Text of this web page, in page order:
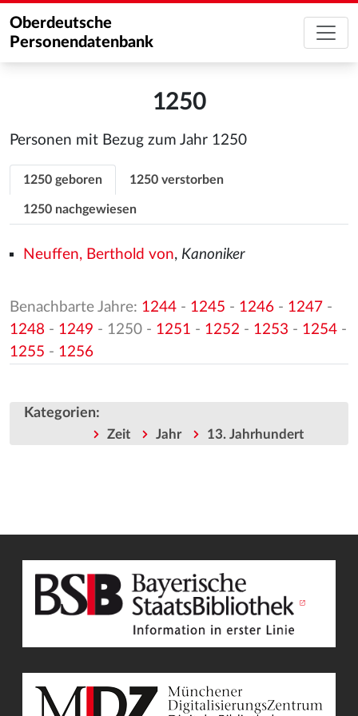
Oberdeutsche
Personendatenbank
1250
Personen mit Bezug zum Jahr 1250
1250 geboren 1250 verstorben
1250 nachgewiesen
Neuffen, Berthold von, Kanoniker
Benachbarte Jahre: 1244 - 1245 - 1246 - 1247 -
1248 - 1249 - 1250 - 1251 - 1252 - 1253 - 1254 -
1255 - 1256
Kategorien:
Zeit Jahr 13. Jahrhundert